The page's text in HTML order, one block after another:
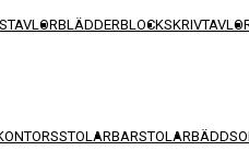
BLÄDDERBLOCK
BARSTOLAR